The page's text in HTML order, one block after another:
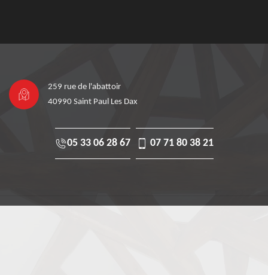
259 rue de l'abattoir
40990 Saint Paul Les Dax
05 33 06 28 67 07 71 80 38 21